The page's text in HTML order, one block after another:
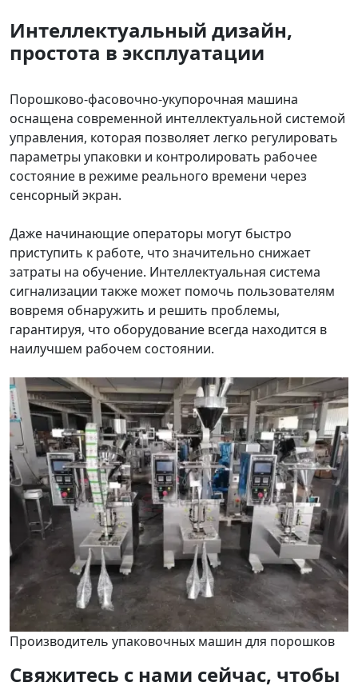
Интеллектуальный дизайн,
простота в эксплуатации
Порошково-фасовочно-укупорочная машина
оснащена современной интеллектуальной системой
управления, которая позволяет легко регулировать
параметры упаковки и контролировать рабочее
состояние в режиме реального времени через
сенсорный экран.
Даже начинающие операторы могут быстро
приступить к работе, что значительно снижает
затраты на обучение. Интеллектуальная система
сигнализации также может помочь пользователям
вовремя обнаружить и решить проблемы,
гарантируя, что оборудование всегда находится в
наилучшем рабочем состоянии.
Производитель упаковочных машин для порошков
Свяжитесь с нами сейчас, чтобы